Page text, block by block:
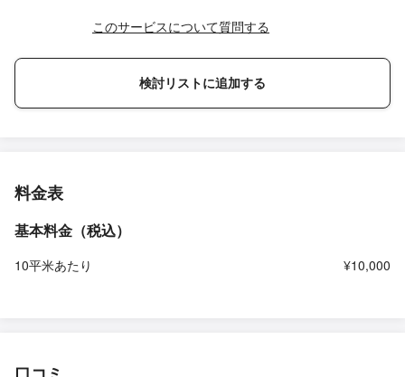
このサービスについて質問する
検討リストに追加する
料金表
基本料金（税込）
10平米あたり ¥10,000